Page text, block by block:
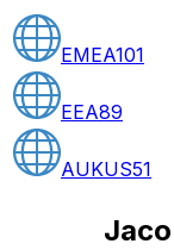
EMEA101
EEA89
AUKUS51
Jaco